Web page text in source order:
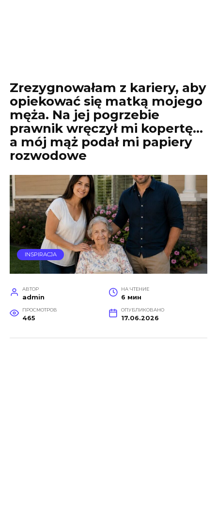
Zrezygnowałam z kariery, aby
opiekować się matką mojego
męża. Na jej pogrzebie
prawnik wręczył mi kopertę…
a mój mąż podał mi papiery
rozwodowe
INSPIRACJA
АВТОР
admin
НА ЧТЕНИЕ
6 мин
ПРОСМОТРОВ
465
ОПУБЛИКОВАНО
17.06.2026